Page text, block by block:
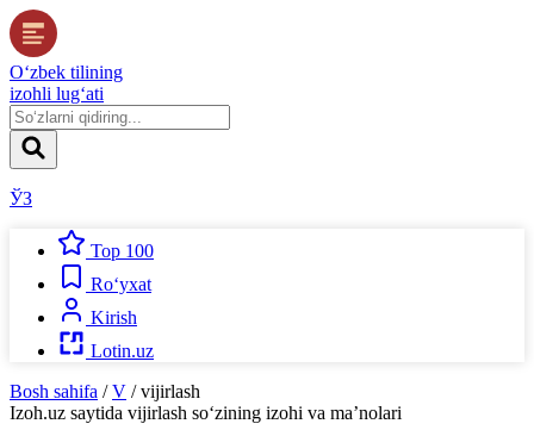
O‘zbek tilining
izohli lug‘ati
ЎЗ
Top 100
Ro‘yxat
Kirish
Lotin.uz
Bosh sahifa / V / vijirlash
Izoh.uz saytida vijirlash so‘zining izohi va ma’nolari